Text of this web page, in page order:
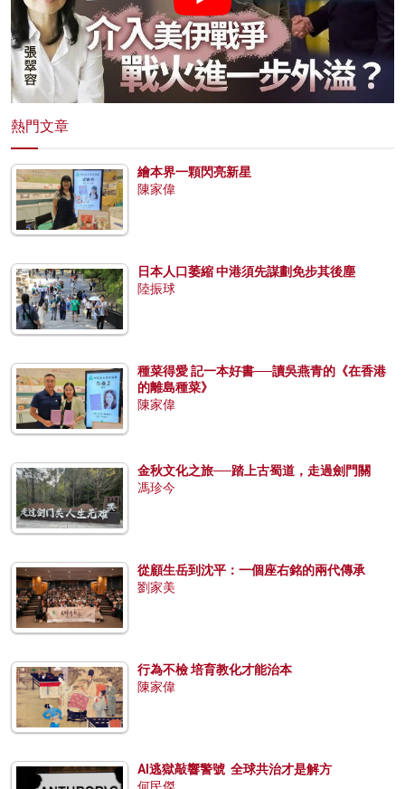
熱門文章
繪本界一顆閃亮新星
陳家偉
日本人口萎縮 中港須先謀劃免步其後塵
陸振球
種菜得愛 記一本好書──讀吳燕青的《在香港
的離島種菜》
陳家偉
金秋文化之旅──踏上古蜀道，走過劍門關
馮珍今
從顧生岳到沈平：一個座右銘的兩代傳承
劉家美
行為不檢 培育教化才能治本
陳家偉
AI逃獄敲響警號 全球共治才是解方